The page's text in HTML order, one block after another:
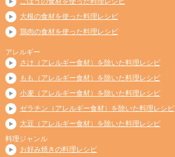
大根の食材を使った料理レシピ
鶏肉の食材を使った料理レシピ
アレルギー
さけ（アレルギー食材）を除いた料理レシピ
もも（アレルギー食材）を除いた料理レシピ
小麦（アレルギー食材）を除いた料理レシピ
ゼラチン（アレルギー食材）を除いた料理レシピ
大豆（アレルギー食材）を除いた料理レシピ
料理ジャンル
お好み焼きの料理レシピ